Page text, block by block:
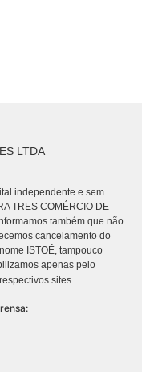
LTDA
independente e sem
TRES COMÉRCIO DE
também que não
cancelamento do
ISTOÉ, tampouco
apenas pelo
sites.